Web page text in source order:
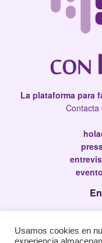
La plataforma para
Contacta
Usamos cookies en